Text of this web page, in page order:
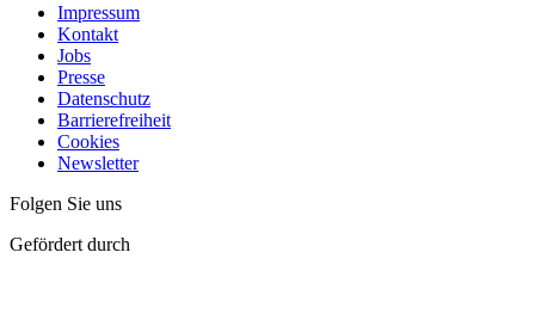
Impressum
Kontakt
Jobs
Presse
Datenschutz
Barrierefreiheit
Cookies
Newsletter
Folgen Sie uns
Gefördert durch